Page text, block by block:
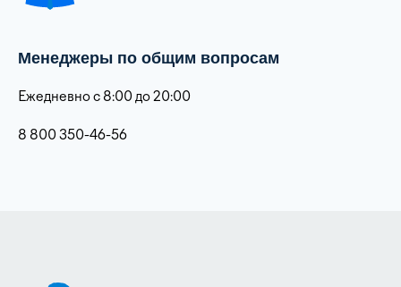
Менеджеры по общим вопросам
Ежедневно с 8:00 до 20:00
8 800 350-46-56